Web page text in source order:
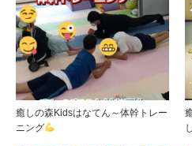
癒しの森Kidsはなてん～体幹トレー
ニング